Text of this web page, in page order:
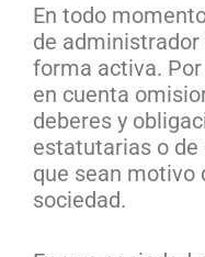
En todo
de
forma activa.
en cuenta
deberes y
estatutarias o
que sean motivo
sociedad.